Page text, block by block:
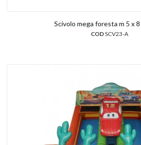
Scivolo mega foresta m 5 x 8
CODSCV23-A